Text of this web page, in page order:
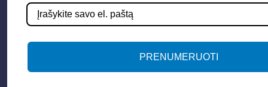
Apšvietimo sistemos
Elektros instaliacija
LED juostos
PRENUMERUOTI